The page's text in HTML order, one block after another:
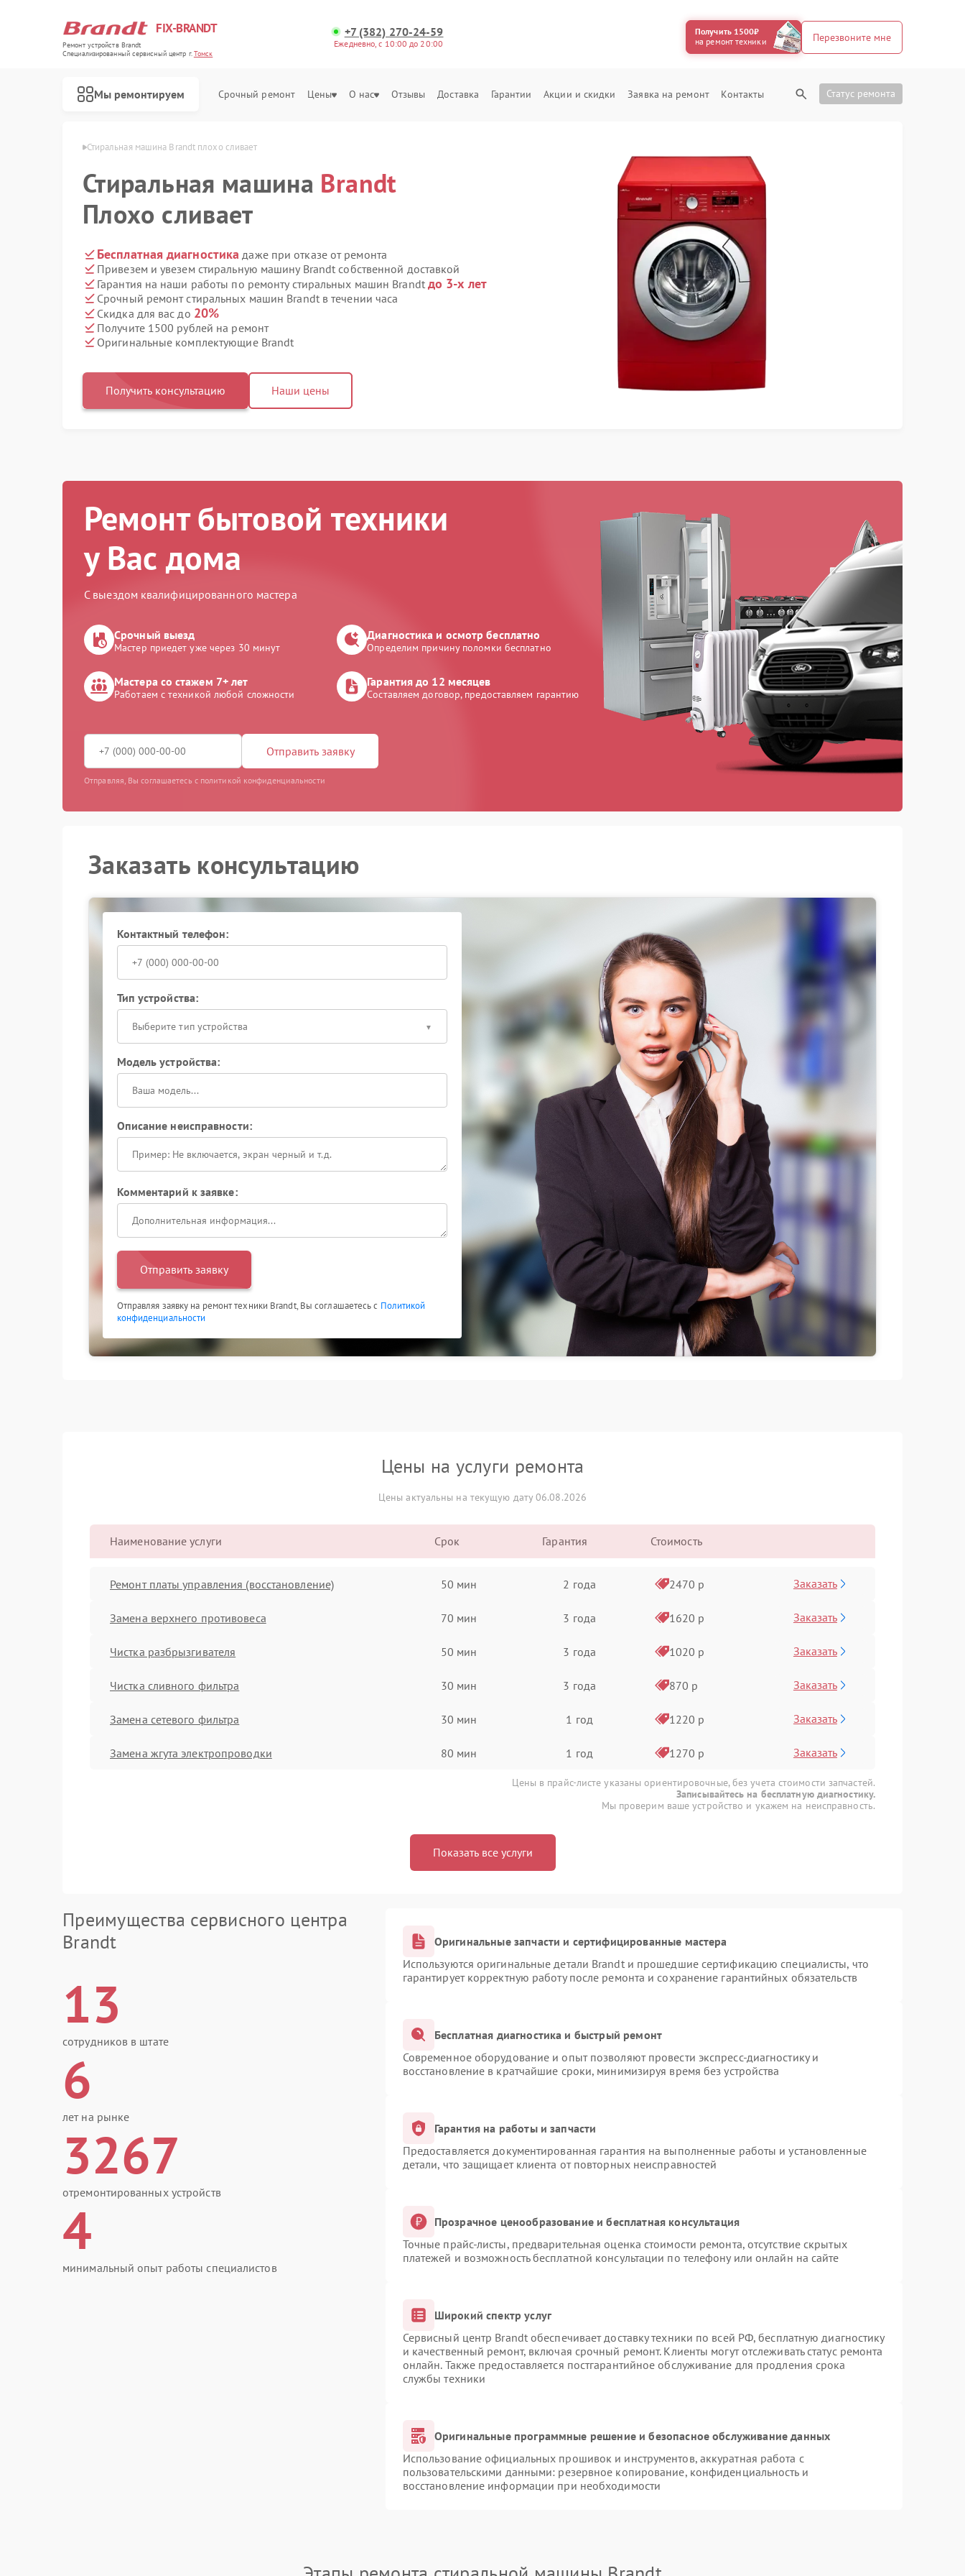
FIX-BRANDT
Ремонт устройств Brandt
Специализированный cервисный центр г.Томск
+7 (382) 270-24-59
Ежедневно, с 10:00 до 20:00
Получить 1500₽
на ремонт техники
Перезвоните мне
Мы ремонтируем Срочный ремонт Цены О нас Отзывы Доставка Гарантии Акции и скидки Заявка на ремонт Контакты Статус ремонта
Стиральная машина Brandt плохо сливает
Стиральная машина Brandt
Плохо сливает
Бесплатная диагностика даже при отказе от ремонта
Привезем и увезем стиральную машину Brandt собственной доставкой
Гарантия на наши работы по ремонту стиральных машин Brandt до 3-х лет
Срочный ремонт стиральных машин Brandt в течении часа
Скидка для вас до 20%
Получите 1500 рублей на ремонт
Оригинальные комплектующие Brandt
Получить консультацию Наши цены
Ремонт бытовой техники
у Вас дома
С выездом квалифицированного мастера
Срочный выезд
Мастер приедет уже через 30 минут
Диагностика и осмотр бесплатно
Определим причину поломки бесплатно
Мастера со стажем 7+ лет
Работаем с техникой любой сложности
Гарантия до 12 месяцев
Составляем договор, предоставляем гарантию
Отправить заявку
Отправляя, Вы соглашаетесь с политикой конфиденциальности
Заказать консультацию
Контактный телефон:
Тип устройства:
Выберите тип устройства
Модель устройства:
Описание неисправности:
Комментарий к заявке:
Отправить заявку
Отправляя заявку на ремонт техники Brandt, Вы соглашаетесь с Политикой
конфиденциальности
Цены на услуги ремонта
Цены актуальны на текущую дату 06.08.2026
Наименование услуги Срок Гарантия Стоимость
Ремонт платы управления (восстановление) 50 мин 2 года 2470 р Заказать
Замена верхнего противовеса 70 мин 3 года 1620 р Заказать
Чистка разбрызгивателя 50 мин 3 года 1020 р Заказать
Чистка сливного фильтра 30 мин 3 года 870 р Заказать
Замена сетевого фильтра 30 мин 1 год 1220 р Заказать
Замена жгута электропроводки 80 мин 1 год 1270 р Заказать
Цены в прайс-листе указаны ориентировочные, без учета стоимости запчастей.
Записывайтесь на бесплатную диагностику.
Мы проверим ваше устройство и укажем на неисправность.
Показать все услуги
Преимущества сервисного центра
Brandt
13
сотрудников в штате
6
лет на рынке
3267
отремонтированных устройств
4
минимальный опыт работы специалистов
Оригинальные запчасти и сертифицированные мастера
Используются оригинальные детали Brandt и прошедшие сертификацию специалисты, что
гарантирует корректную работу после ремонта и сохранение гарантийных обязательств
Бесплатная диагностика и быстрый ремонт
Современное оборудование и опыт позволяют провести экспресс-диагностику и
восстановление в кратчайшие сроки, минимизируя время без устройства
Гарантия на работы и запчасти
Предоставляется документированная гарантия на выполненные работы и установленные
детали, что защищает клиента от повторных неисправностей
Прозрачное ценообразование и бесплатная консультация
Точные прайс-листы, предварительная оценка стоимости ремонта, отсутствие скрытых
платежей и возможность бесплатной консультации по телефону или онлайн на сайте
Широкий спектр услуг
Сервисный центр Brandt обеспечивает доставку техники по всей РФ, бесплатную диагностику
и качественный ремонт, включая срочный ремонт. Клиенты могут отслеживать статус ремонта
онлайн. Также предоставляется постгарантийное обслуживание для продления срока
службы техники
Оригинальные программные решение и безопасное обслуживание данных
Использование официальных прошивок и инструментов, аккуратная работа с
пользовательскими данными: резервное копирование, конфиденциальность и
восстановление информации при необходимости